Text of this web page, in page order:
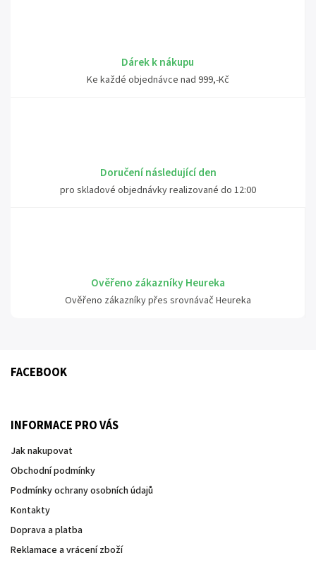
Dárek k nákupu
Ke každé objednávce nad 999,-Kč
Doručení následující den
pro skladové objednávky realizované do 12:00
Ověřeno zákazníky Heureka
Ověřeno zákazníky přes srovnávač Heureka
FACEBOOK
INFORMACE PRO VÁS
Jak nakupovat
Obchodní podmínky
Podmínky ochrany osobních údajů
Kontakty
Doprava a platba
Reklamace a vrácení zboží